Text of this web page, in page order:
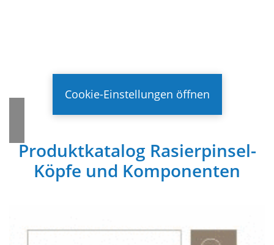
Cookie-Einstellungen öffnen
Produktkatalog Rasierpinsel-
Köpfe und Komponenten